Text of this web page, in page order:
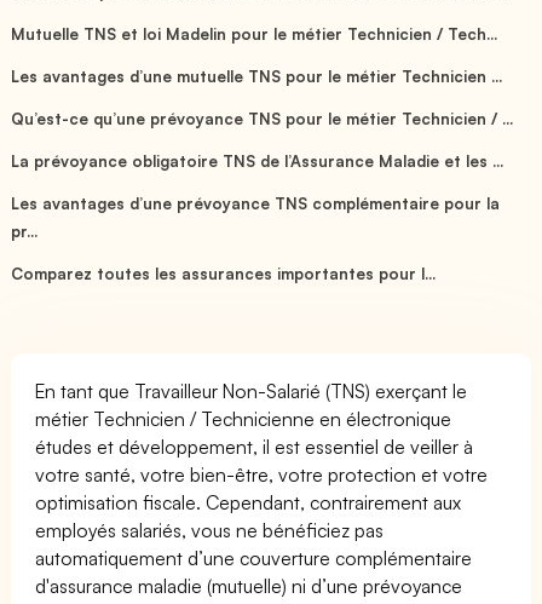
Mutuelle TNS et loi Madelin pour le métier Technicien / Tech...
Les avantages d’une mutuelle TNS pour le métier Technicien ...
Qu’est-ce qu’une prévoyance TNS pour le métier Technicien / ...
La prévoyance obligatoire TNS de l’Assurance Maladie et les ...
Les avantages d’une prévoyance TNS complémentaire pour la
pr...
Comparez toutes les assurances importantes pour l...
En tant que Travailleur Non-Salarié (TNS) exerçant le
métier Technicien / Technicienne en électronique
études et développement, il est essentiel de veiller à
votre santé, votre bien-être, votre protection et votre
optimisation fiscale. Cependant, contrairement aux
employés salariés, vous ne bénéficiez pas
automatiquement d’une couverture complémentaire
d'assurance maladie (mutuelle) ni d’une prévoyance